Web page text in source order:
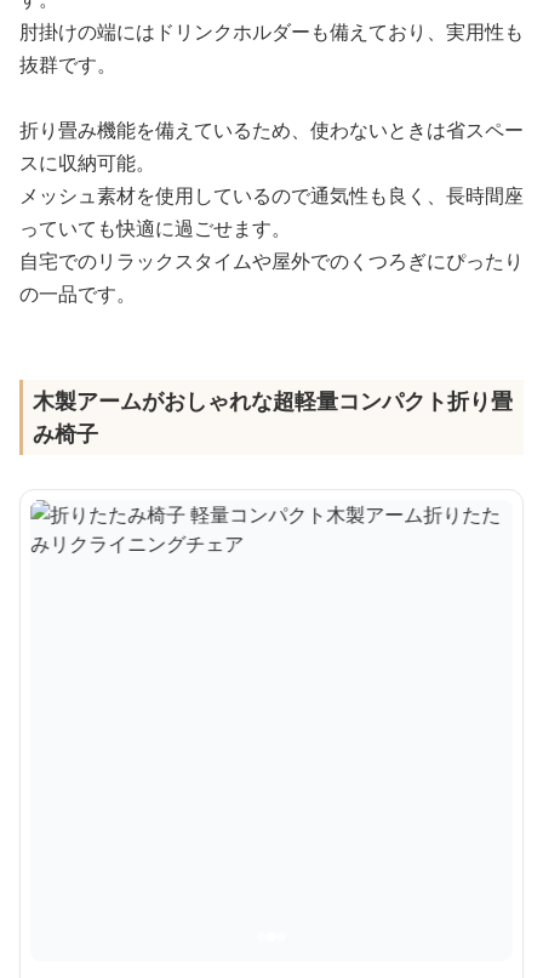
肘掛けの端にはドリンクホルダーも備えており、実用性も
抜群です。
折り畳み機能を備えているため、使わないときは省スペー
スに収納可能。
メッシュ素材を使用しているので通気性も良く、長時間座
っていても快適に過ごせます。
自宅でのリラックスタイムや屋外でのくつろぎにぴったり
の一品です。
木製アームがおしゃれな超軽量コンパクト折り畳
み椅子